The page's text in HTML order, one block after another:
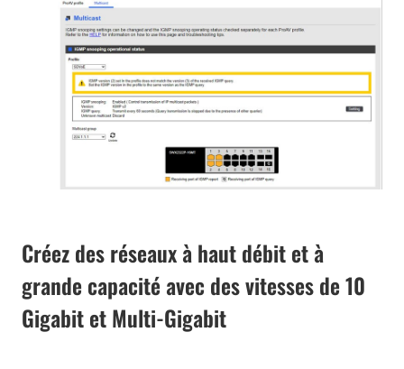
Créez des réseaux à haut débit et à
grande capacité avec des vitesses de 10
Gigabit et Multi-Gigabit